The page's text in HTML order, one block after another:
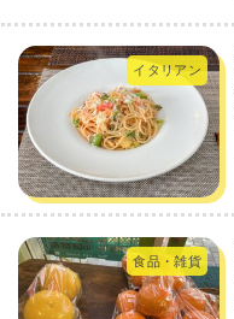
イタリアン
食品・雑貨